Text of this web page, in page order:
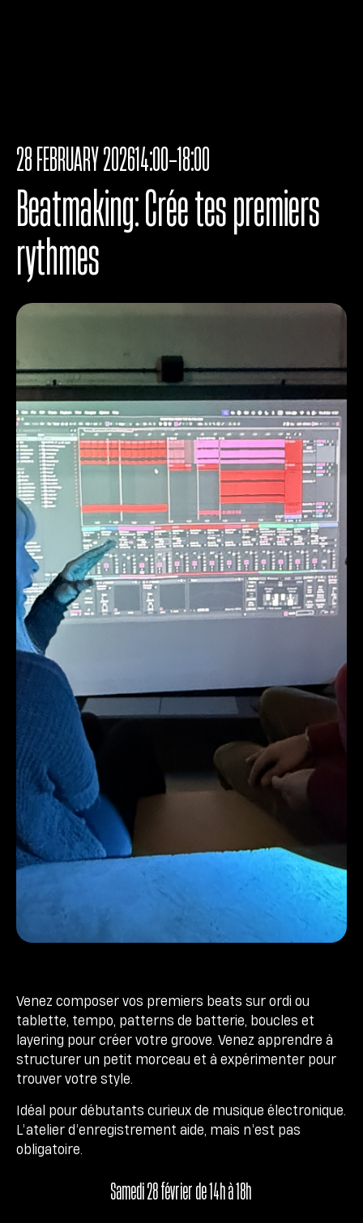
28 FEBRUARY 202614:00-18:00
Beatmaking: Crée tes premiers
rythmes
Venez composer vos premiers beats sur ordi ou
tablette, tempo, patterns de batterie, boucles et
layering pour créer votre groove. Venez apprendre à
structurer un petit morceau et à expérimenter pour
trouver votre style.
Idéal pour débutants curieux de musique électronique.
L’atelier d’enregistrement aide, mais n’est pas
obligatoire.
Samedi 28 février de 14h à 18h